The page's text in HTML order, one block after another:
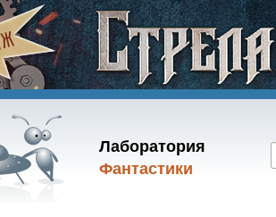
Лаборатория
Фантастики